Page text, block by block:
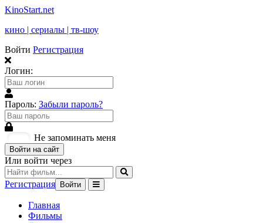
KinoStart.net
кино | сериалы | тв-шоу
Войти Регистрация
Логин:
Пароль: Забыли пароль?
Не запоминать меня
Войти на сайт
Или войти через
Регистрация Войти
Главная
Фильмы